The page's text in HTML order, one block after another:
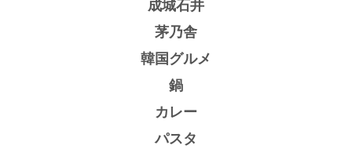
成城石井
茅乃舎
韓国グルメ
鍋
カレー
パスタ